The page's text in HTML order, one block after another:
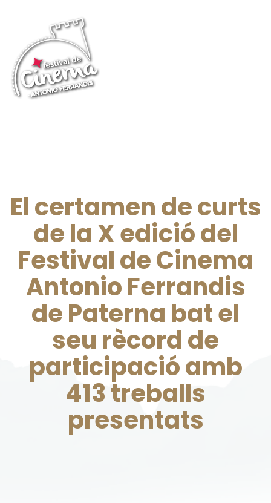
El certamen de curts
de la X edició del
Festival de Cinema
Antonio Ferrandis
de Paterna bat el
seu rècord de
participació amb
413 treballs
presentats